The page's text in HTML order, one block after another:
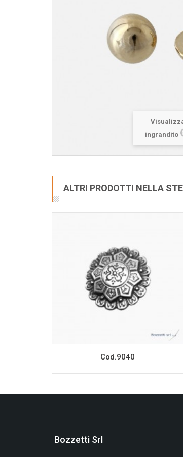
ingrandito
ALTRI PRODOTTI NELLA
Cod.9040
Bozzetti Srl